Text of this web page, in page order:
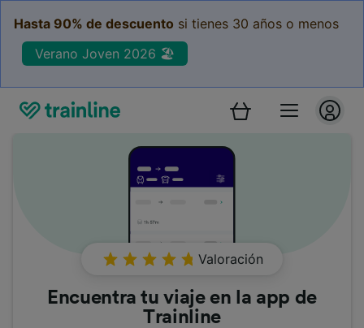
Hasta 90% de descuento si tienes 30 años o menos
Verano Joven 2026 🏖️
Valoración
Encuentra tu viaje en la app de
Trainline